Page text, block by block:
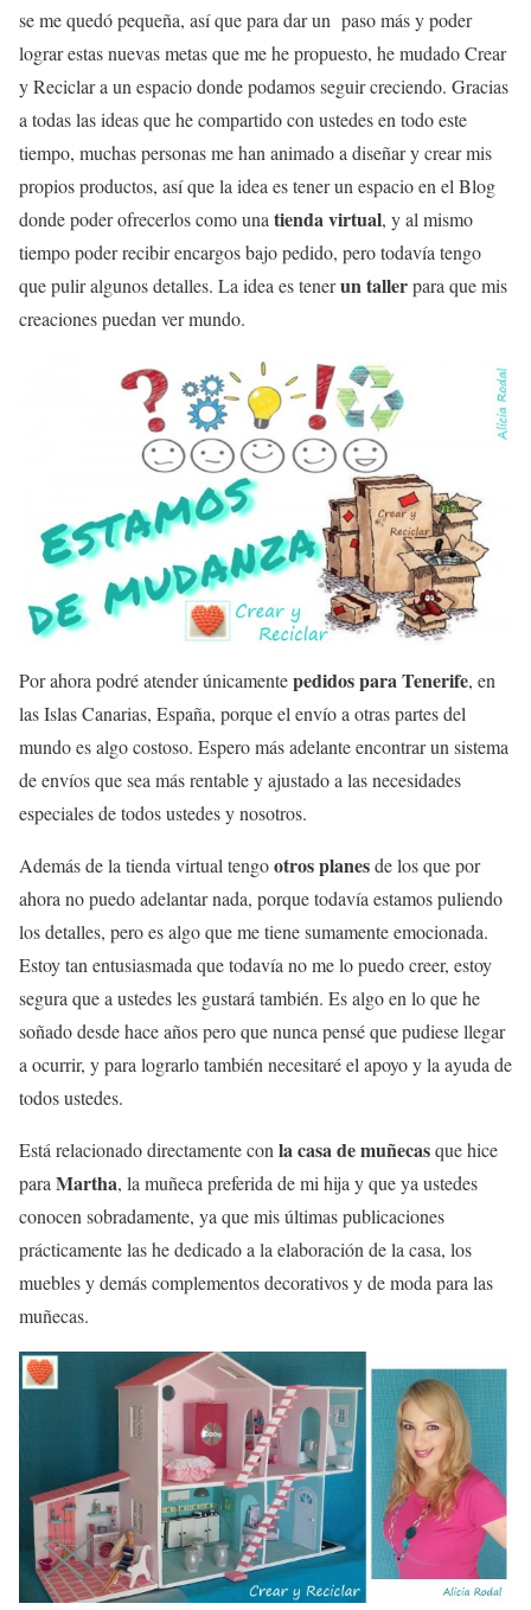
se me quedó pequeña, así que para dar un paso más y poder
lograr estas nuevas metas que me he propuesto, he mudado Crear
y Reciclar a un espacio donde podamos seguir creciendo. Gracias
a todas las ideas que he compartido con ustedes en todo este
tiempo, muchas personas me han animado a diseñar y crear mis
propios productos, así que la idea es tener un espacio en el Blog
donde poder ofrecerlos como una tienda virtual, y al mismo
tiempo poder recibir encargos bajo pedido, pero todavía tengo
que pulir algunos detalles. La idea es tenerun tallerpara que mis
creaciones puedan ver mundo.
Por ahora podré atender únicamentepedidos para Tenerife, en
las Islas Canarias, España, porque el envío a otras partes del
mundo es algo costoso. Espero más adelante encontrar un sistema
de envíos que sea más rentable y ajustado a las necesidades
especiales de todos ustedes y nosotros.
Además de la tienda virtual tengootros planesde los que por
ahora no puedo adelantar nada, porque todavía estamos puliendo
los detalles, pero es algo que me tiene sumamente emocionada.
Estoy tan entusiasmada que todavía no me lo puedo creer, estoy
segura que a ustedes les gustará también. Es algo en lo que he
soñado desde hace años pero que nunca pensé que pudiese llegar
a ocurrir, y para lograrlo también necesitaré el apoyo y la ayuda de
todos ustedes.
Está relacionado directamente con la casa de muñecasque hice
para Martha, la muñeca preferida de mi hija y que ya ustedes
conocen sobradamente, ya que mis últimas publicaciones
prácticamente las he dedicado a la elaboración de la casa, los
muebles y demás complementos decorativos y de moda para las
muñecas.